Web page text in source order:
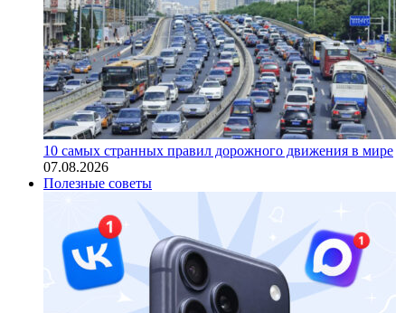
10 самых странных правил дорожного движения в мире
07.08.2026
Полезные советы